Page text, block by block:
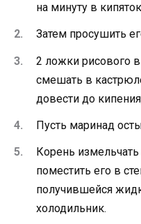
на минуту в
Затем просушить
2 ложки рисового
смешать в
довести до
Пусть маринад
Корень
поместить его в
получившейся
холодильник.